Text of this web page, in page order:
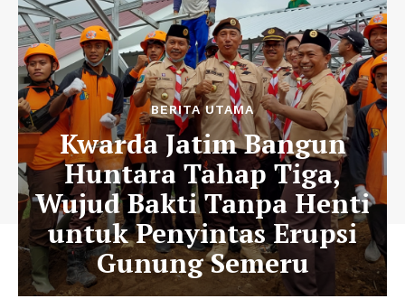
BERITA UTAMA
Kwarda Jatim Bangun
Huntara Tahap Tiga,
Wujud Bakti Tanpa Henti
untuk Penyintas Erupsi
Gunung Semeru